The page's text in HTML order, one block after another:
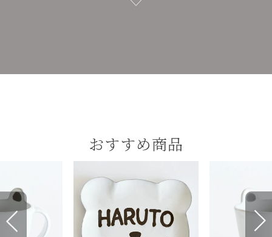
おすすめ商品